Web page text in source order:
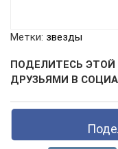
Метки: звезды
ПОДЕЛИТЕСЬ
ДРУЗЬЯМИ В